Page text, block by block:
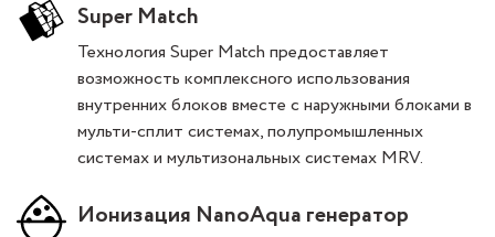
Super Match
Технология Super Match предоставляет
возможность комплексного использования
внутренних блоков вместе с наружными блоками в
мульти-сплит системах, полупромышленных
системах и мультизональных системах MRV.
Ионизация NanoAqua генератор